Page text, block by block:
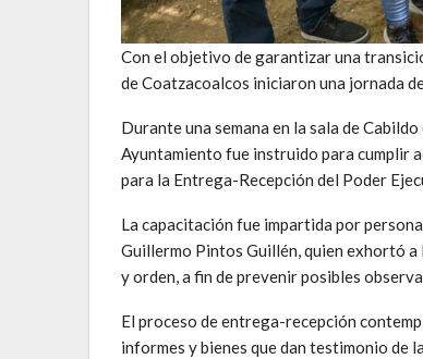
Con el objetivo de garantizar una
de Coatzacoalcos iniciaron una jornada
Durante una semana en la sala de
Ayuntamiento fue instruido para cumplir
para la Entrega-Recepción del Poder
La capacitación fue impartida por
Guillermo Pintos Guillén, quien exhortó
y orden, a fin de prevenir posibles
El proceso de entrega-recepción
informes y bienes que dan testimonio de